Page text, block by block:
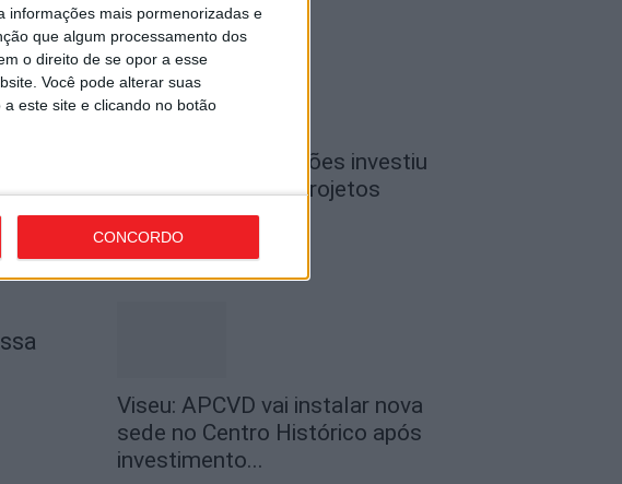
informações mais pormenorizadas e
que algum processamento dos
o direito de se opor a esse
Você pode alterar suas
este site e clicando no botão
CONCORDO
Viseu: CIM Dão Lafões investiu
350 mil euros em projetos
educativos...
6 de Agosto, 2026
Viseu: APCVD vai instalar nova
sede no Centro Histórico após
investimento...